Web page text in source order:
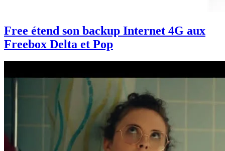
Free étend son backup Internet 4G aux
Freebox Delta et Pop